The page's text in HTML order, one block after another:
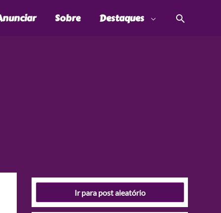
Sobre Destaques
Ir para post aleatório